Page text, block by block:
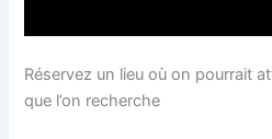
Réservez un lieu où on pourrait
que l’on recherche